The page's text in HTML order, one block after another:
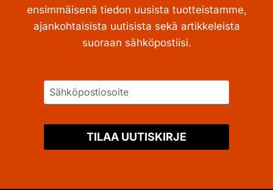
ensimmäisenä tiedon uusista tuotteistamme,
ajankohtaisista uutisista sekä artikkeleista
suoraan sähköpostiisi.
TILAA UUTISKIRJE